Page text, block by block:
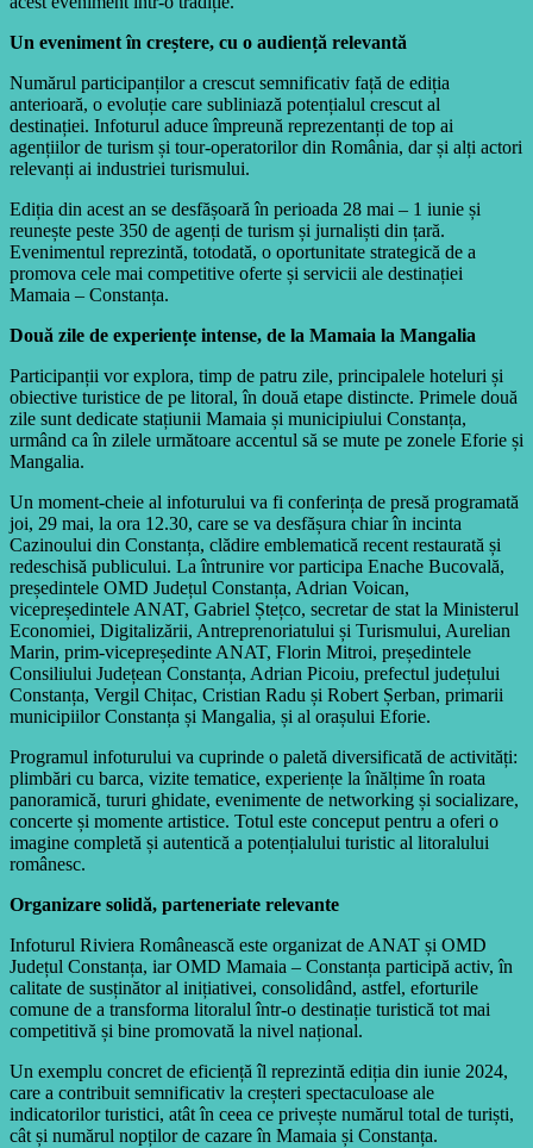
Un eveniment în creștere, cu o audiență relevantă
Numărul participanților a crescut semnificativ față de ediția
anterioară, o evoluție care subliniază potențialul crescut al
destinației. Infoturul aduce împreună reprezentanți de top ai
agențiilor de turism și tour-operatorilor din România, dar și alți actori
relevanți ai industriei turismului.
Ediția din acest an se desfășoară în perioada 28 mai – 1 iunie și
reunește peste 350 de agenți de turism și jurnaliști din țară.
Evenimentul reprezintă, totodată, o oportunitate strategică de a
promova cele mai competitive oferte și servicii ale destinației
Mamaia – Constanța.
Două zile de experiențe intense, de la Mamaia la Mangalia
Participanții vor explora, timp de patru zile, principalele hoteluri și
obiective turistice de pe litoral, în două etape distincte. Primele două
zile sunt dedicate stațiunii Mamaia și municipiului Constanța,
urmând ca în zilele următoare accentul să se mute pe zonele Eforie și
Mangalia.
Un moment-cheie al infoturului va fi conferința de presă programată
joi, 29 mai, la ora 12.30, care se va desfășura chiar în incinta
Cazinoului din Constanța, clădire emblematică recent restaurată și
redeschisă publicului. La întrunire vor participa Enache Bucovală,
președintele OMD Județul Constanța, Adrian Voican,
vicepreședintele ANAT, Gabriel Ștețco, secretar de stat la Ministerul
Economiei, Digitalizării, Antreprenoriatului și Turismului, Aurelian
Marin, prim-vicepreședinte ANAT, Florin Mitroi, președintele
Consiliului Județean Constanța, Adrian Picoiu, prefectul județului
Constanța, Vergil Chițac, Cristian Radu și Robert Șerban, primarii
municipiilor Constanța și Mangalia, și al orașului Eforie.
Programul infoturului va cuprinde o paletă diversificată de activități:
plimbări cu barca, vizite tematice, experiențe la înălțime în roata
panoramică, tururi ghidate, evenimente de networking și socializare,
concerte și momente artistice. Totul este conceput pentru a oferi o
imagine completă și autentică a potențialului turistic al litoralului
românesc.
Organizare solidă, parteneriate relevante
Infoturul Riviera Românească este organizat de ANAT și OMD
Județul Constanța, iar OMD Mamaia – Constanța participă activ, în
calitate de susținător al inițiativei, consolidând, astfel, eforturile
comune de a transforma litoralul într-o destinație turistică tot mai
competitivă și bine promovată la nivel național.
Un exemplu concret de eficiență îl reprezintă ediția din iunie 2024,
care a contribuit semnificativ la creșteri spectaculoase ale
indicatorilor turistici, atât în ceea ce privește numărul total de turiști,
cât și numărul nopților de cazare în Mamaia și Constanța.